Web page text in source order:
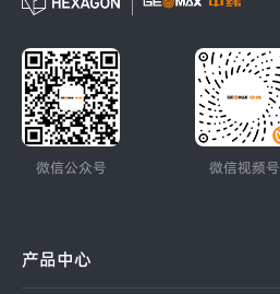
微信公众号 微信视频号
产品中心